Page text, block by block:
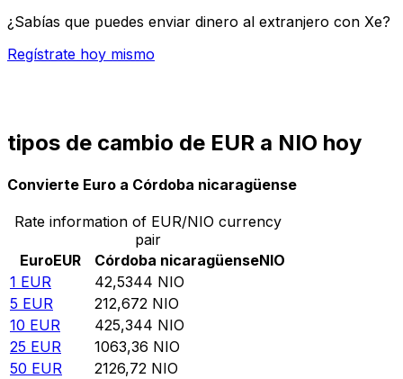
¿Sabías que puedes enviar dinero al extranjero con Xe?
Regístrate hoy mismo
tipos de cambio de EUR a NIO hoy
Convierte Euro a Córdoba nicaragüense
Rate information of EUR/NIO currency
pair
EuroEUR Córdoba nicaragüenseNIO
1 EUR 42,5344 NIO
5 EUR 212,672 NIO
10 EUR 425,344 NIO
25 EUR 1063,36 NIO
50 EUR 2126,72 NIO